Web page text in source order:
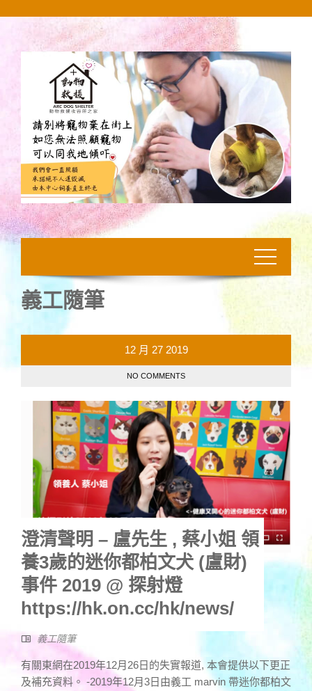
義工隨筆
12 月 27 2019
NO COMMENTS
澄清聲明 – 盧先生 , 蔡小姐 領
養3歲的迷你都柏文犬 (盧財)
事件 2019 @ 探射燈
https://hk.on.cc/hk/news/
義工隨筆
有關東網在2019年12月26日的失實報道, 本會提供以下更正
及補充資料。 -2019年12月3日由義工 marvin 帶迷你都柏文